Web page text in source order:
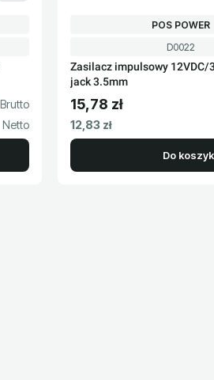
Kod
D0022
Zasilacz impulsowy 12VDC/
jack 3.5mm
PRODUCENT
POS POWER
Cena brutto
15,78 zł
Cena netto
12,83 zł
Do